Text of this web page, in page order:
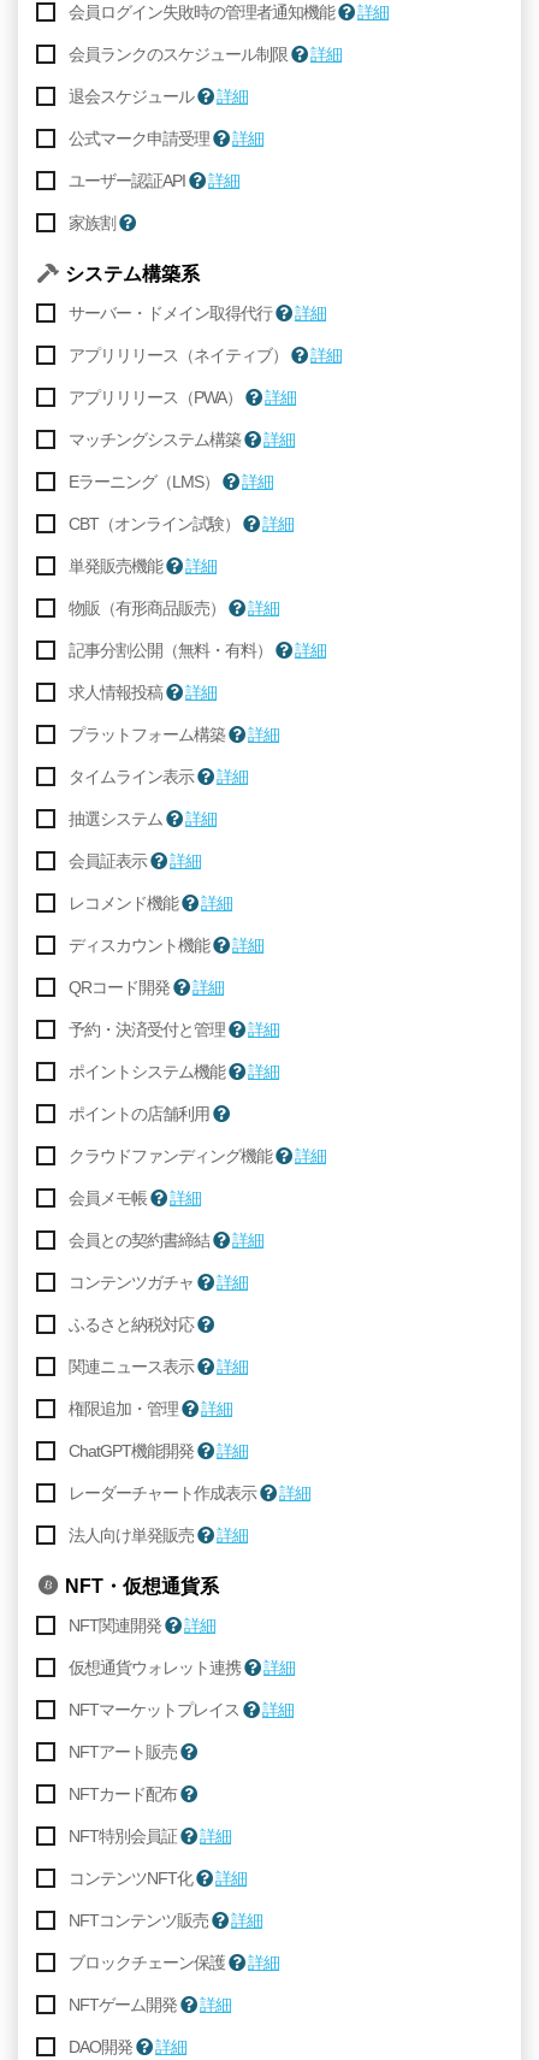
会員ログイン失敗時の管理者通知機能 詳細
会員ランクのスケジュール制限 詳細
退会スケジュール 詳細
公式マーク申請受理 詳細
ユーザー認証API 詳細
家族割
システム構築系
サーバー・ドメイン取得代行 詳細
アプリリリース（ネイティブ） 詳細
アプリリリース（PWA） 詳細
マッチングシステム構築 詳細
Eラーニング（LMS） 詳細
CBT（オンライン試験） 詳細
単発販売機能 詳細
物販（有形商品販売） 詳細
記事分割公開（無料・有料） 詳細
求人情報投稿 詳細
プラットフォーム構築 詳細
タイムライン表示 詳細
抽選システム 詳細
会員証表示 詳細
レコメンド機能 詳細
ディスカウント機能 詳細
QRコード開発 詳細
予約・決済受付と管理 詳細
ポイントシステム機能 詳細
ポイントの店舗利用
クラウドファンディング機能 詳細
会員メモ帳 詳細
会員との契約書締結 詳細
コンテンツガチャ 詳細
ふるさと納税対応
関連ニュース表示 詳細
権限追加・管理 詳細
ChatGPT機能開発 詳細
レーダーチャート作成表示 詳細
法人向け単発販売 詳細
NFT・仮想通貨系
NFT関連開発 詳細
仮想通貨ウォレット連携 詳細
NFTマーケットプレイス 詳細
NFTアート販売
NFTカード配布
NFT特別会員証 詳細
コンテンツNFT化 詳細
NFTコンテンツ販売 詳細
ブロックチェーン保護 詳細
NFTゲーム開発 詳細
DAO開発 詳細